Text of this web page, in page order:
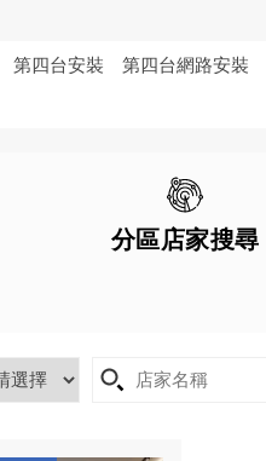
第四台安裝 第四台網路安裝
分區店家搜尋